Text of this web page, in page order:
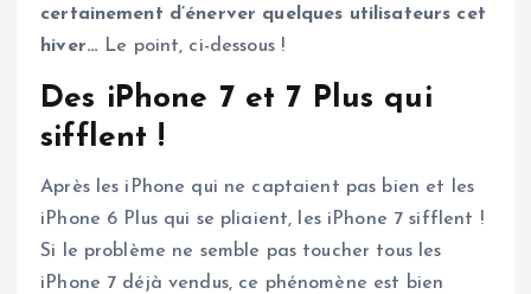
certainement d’énerver quelques utilisateurs cet
hiver… Le point, ci-dessous !
Des iPhone 7 et 7 Plus qui
sifflent !
Après les iPhone qui ne captaient pas bien et les
iPhone 6 Plus qui se pliaient, les iPhone 7 sifflent !
Si le problème ne semble pas toucher tous les
iPhone 7 déjà vendus, ce phénomène est bien